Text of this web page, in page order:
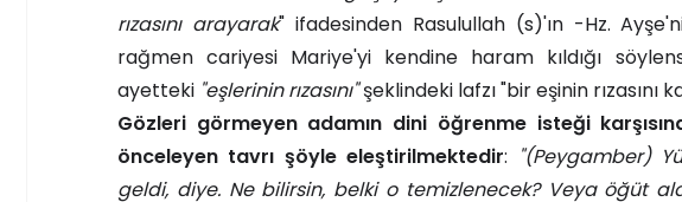
rızasını arayarak" ifadesinden Rasulullah (s)'ın -Hz.
rağmen cariyesi Mariye'yi kendine haram kıldığı
ayetteki "eşlerinin rızasını"şeklindeki lafzı "bir eşinin rızasını
Gözleri görmeyen adamın dini öğrenme isteği
önceleyen tavrı şöyle eleştirilmektedir: "(Peygamber)
geldi, diye. Ne bilirsin, belki o temizlenecek? Veya öğüt